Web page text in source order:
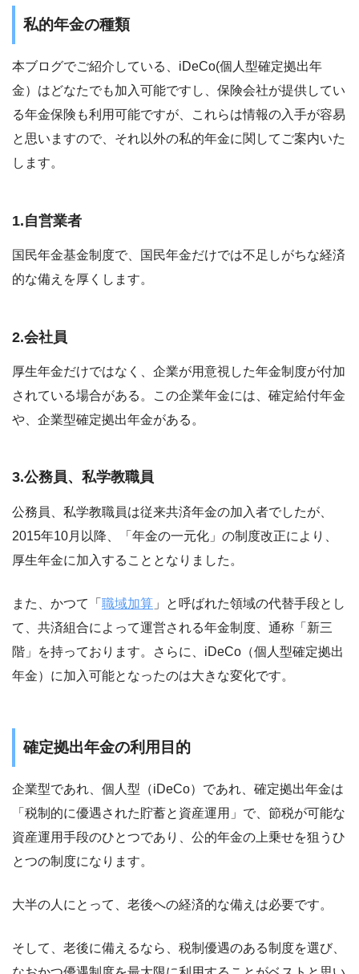
私的年金の種類
本ブログでご紹介している、iDeCo(個人型確定拠出年
金）はどなたでも加入可能ですし、保険会社が提供してい
る年金保険も利用可能ですが、これらは情報の入手が容易
と思いますので、それ以外の私的年金に関してご案内いた
します。
1.自営業者
国民年金基金制度で、国民年金だけでは不足しがちな経済
的な備えを厚くします。
2.会社員
厚生年金だけではなく、企業が用意視した年金制度が付加
されている場合がある。この企業年金には、確定給付年金
や、企業型確定拠出年金がある。
3.公務員、私学教職員
公務員、私学教職員は従来共済年金の加入者でしたが、
2015年10月以降、「年金の一元化」の制度改正により、
厚生年金に加入することとなりました。
また、かつて「 職域加算 」と呼ばれた領域の代替手段とし
て、共済組合によって運営される年金制度、通称「新三
階」を持っております。さらに、iDeCo（個人型確定拠出
年金）に加入可能となったのは大きな変化です。
確定拠出年金の利用目的
企業型であれ、個人型（iDeCo）であれ、確定拠出年金は
「税制的に優遇された貯蓄と資産運用」で、節税が可能な
資産運用手段のひとつであり、公的年金の上乗せを狙うひ
とつの制度になります。
大半の人にとって、老後への経済的な備えは必要です。
そして、老後に備えるなら、税制優遇のある制度を選び、